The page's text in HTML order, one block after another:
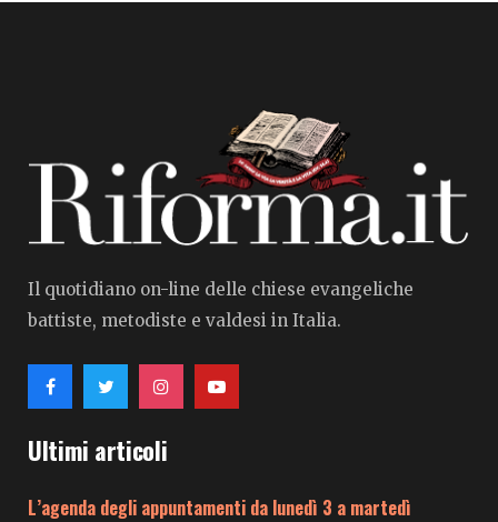
Il quotidiano on-line delle chiese evangeliche
battiste, metodiste e valdesi in Italia.
Ultimi articoli
L’agenda degli appuntamenti da lunedì 3 a martedì